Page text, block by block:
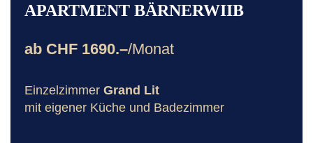
APARTMENT BÄRNERWIIB
ab CHF 1690.–/Monat
Einzelzimmer Grand Lit
mit eigener Küche und Badezimmer